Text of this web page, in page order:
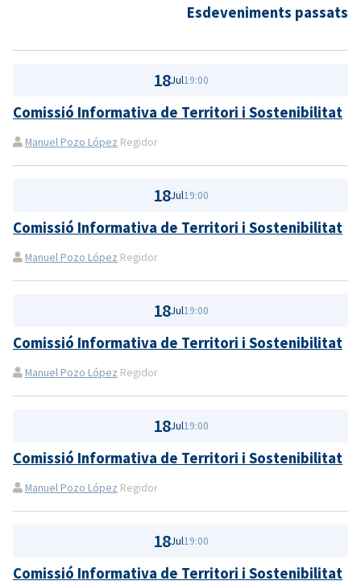
Esdeveniments passats
18Jul19:00
Comissió Informativa de Territori i Sostenibilitat
Manuel Pozo López Regidor
18Jul19:00
Comissió Informativa de Territori i Sostenibilitat
Manuel Pozo López Regidor
18Jul19:00
Comissió Informativa de Territori i Sostenibilitat
Manuel Pozo López Regidor
18Jul19:00
Comissió Informativa de Territori i Sostenibilitat
Manuel Pozo López Regidor
18Jul19:00
Comissió Informativa de Territori i Sostenibilitat